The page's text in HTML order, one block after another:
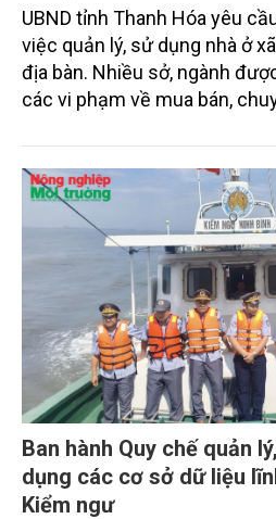
UBND tỉnh Thanh Hóa yêu
việc quản lý, sử dụng nhà ở
địa bàn. Nhiều sở, ngành
các vi phạm về mua bán,
Ban hành Quy chế quản
dụng các cơ sở dữ liệu
Kiểm ngư